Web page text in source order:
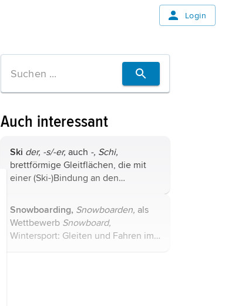
Login
Auch interessant
Ski der, -s/-er, auch -, Schi,
brettförmige Gleitflächen, die mit
einer (Ski-)Bindung an den
beziehungsweise (Ski-)Stiefeln
(alpine Disziplinen, Skispringen)
befestigt werden. ...
Snowboarding, Snowboarden, als
Wettbewerb Snowboard,
Wintersport: Gleiten und Fahren im